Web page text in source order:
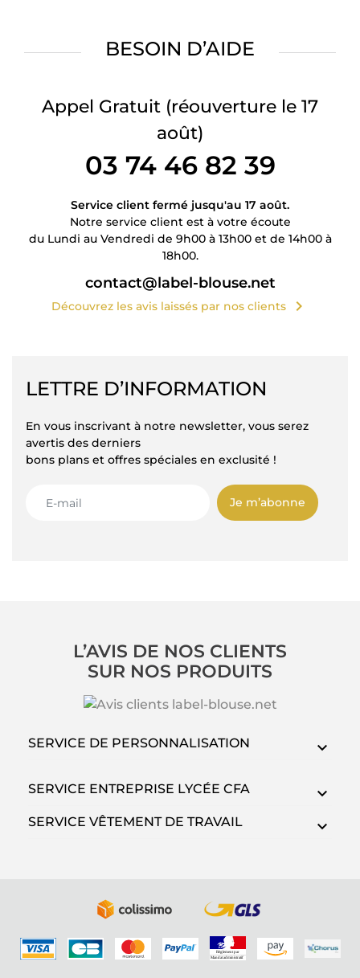
BESOIN D’AIDE
Appel Gratuit (réouverture le 17
août)
03 74 46 82 39
Service client fermé jusqu'au 17 août.
Notre service client est à votre écoute
du Lundi au Vendredi de 9h00 à 13h00 et de 14h00 à
18h00.
contact@label-blouse.net
Découvrez les avis laissés par nos clients chevron_right
LETTRE D’INFORMATION
En vous inscrivant à notre newsletter, vous serez
avertis des derniers
bons plans et offres spéciales en exclusité !
Je m’abonne
L’AVIS DE NOS CLIENTS
SUR NOS PRODUITS
SERVICE DE PERSONNALISATION
SERVICE ENTREPRISE LYCÉE CFA
SERVICE VÊTEMENT DE TRAVAIL